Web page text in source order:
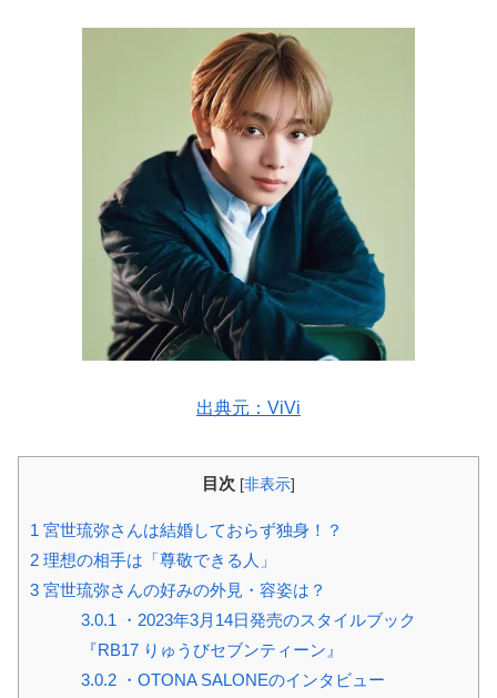
出典元：ViVi
目次 [非表示]
1 宮世琉弥さんは結婚しておらず独身！？
2 理想の相手は「尊敬できる人」
3 宮世琉弥さんの好みの外見・容姿は？
3.0.1 ・2023年3月14日発売のスタイルブック
『RB17 りゅうびセブンティーン』
3.0.2・OTONA SALONEのインタビュー